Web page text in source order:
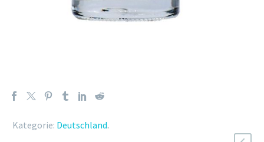
Kategorie: Deutschland.